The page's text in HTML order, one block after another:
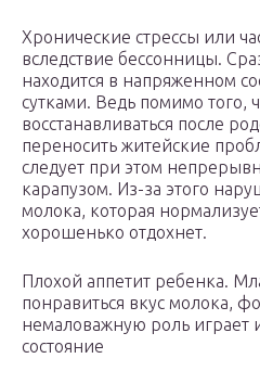
Хронические стрессы или
вследствие бессонницы.
находится в напряженном
сутками. Ведь помимо того,
восстанавливаться после
переносить житейские
следует при этом
карапузом. Из-за этого
молока, которая
хорошенько отдохнет.
Плохой аппетит ребенка.
понравиться вкус молока,
немаловажную роль играет
состояние